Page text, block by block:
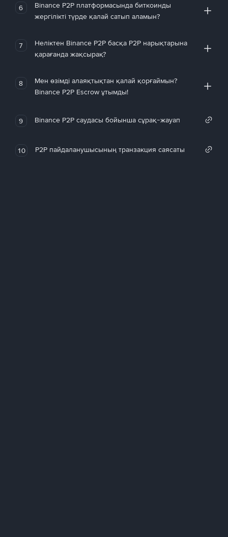
6
Binance P2P платформасында биткоинды
жергілікті түрде қалай сатып аламын?
7
Неліктен Binance P2P басқа P2P нарықтарына
қарағанда жақсырақ?
8
Мен өзімді алаяқтықтан қалай қорғаймын?
Binance P2P Escrow ұтымды!
9 Binance P2P саудасы бойынша сұрақ-жауап
10 P2P пайдаланушысының транзакция саясаты